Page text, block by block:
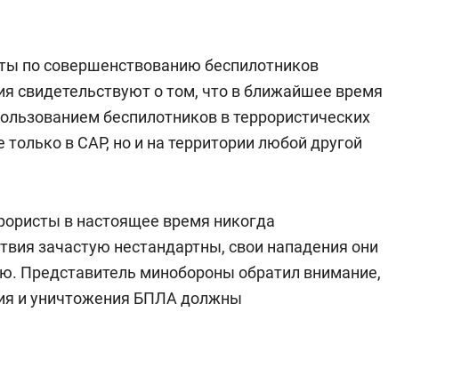
по совершенствованию беспилотников
свидетельствуют о том, что в ближайшее время
беспилотников в террористических
только в САР, но и на территории любой другой
в настоящее время никогда
зачастую нестандартны, свои нападения они
Представитель минобороны обратил внимание,
и уничтожения БПЛА должны